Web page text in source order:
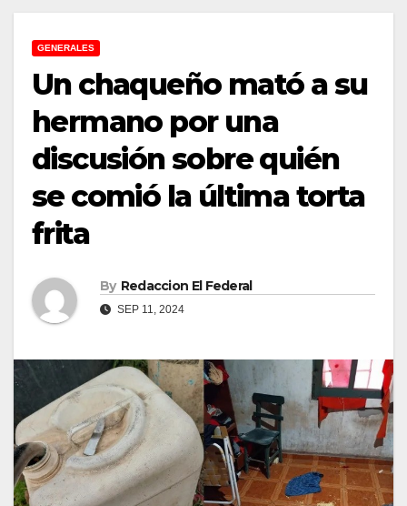
GENERALES
Un chaqueño mató a su
hermano por una
discusión sobre quién
se comió la última torta
frita
By Redaccion El Federal
SEP 11, 2024